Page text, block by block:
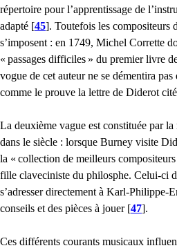
répertoire pour l’apprentissage de
adapté [45]. Toutefois les compositeurs
s’imposent : en 1749, Michel Corrette
« passages difficiles » du premier livre
vogue de cet auteur ne se démentira pas
comme le prouve la lettre de Diderot
La deuxième vague est constituée par
dans le siècle : lorsque Burney visite
la « collection de meilleurs
fille claveciniste du philosphe. Celui-ci
s’adresser directement à Karl-Philippe-
conseils et des pièces à jouer[47].
Ces différents courants musicaux